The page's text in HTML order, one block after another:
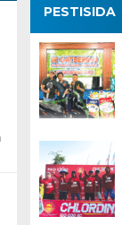
PESTISIDA